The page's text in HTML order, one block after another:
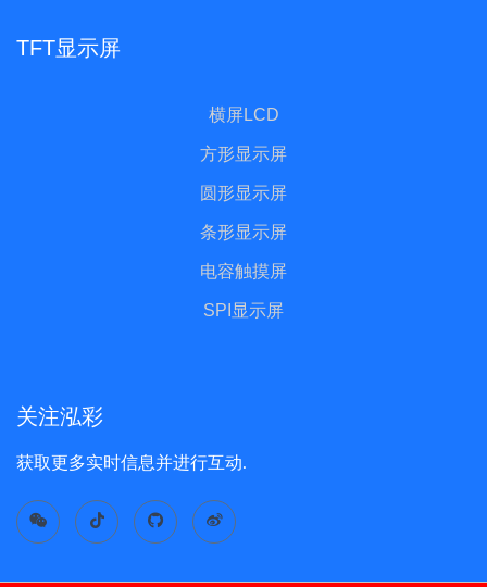
TFT显示屏
横屏LCD
方形显示屏
圆形显示屏
条形显示屏
电容触摸屏
SPI显示屏
关注泓彩
获取更多实时信息并进行互动.